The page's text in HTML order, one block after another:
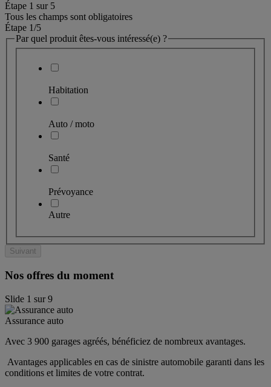
Étape 1 sur 5
Tous les champs sont obligatoires
Étape 1/5
Par quel produit êtes-vous intéressé(e) ?
Habitation
Auto / moto
Santé
Prévoyance
Autre
Suivant
Nos offres du moment
Slide 1 sur9
Assurance auto
Avec 3 900 garages agréés, bénéficiez de nombreux avantages.
Avantages applicables en cas de sinistre automobile garanti dans les
conditions et limites de votre contrat.